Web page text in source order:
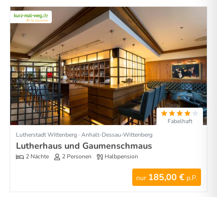
Fabelhaft
Lutherstadt Wittenberg · Anhalt-Dessau-Wittenberg
Lutherhaus und Gaumenschmaus
2 Nächte 2 Personen Halbpension
nur 185,00 € p.P.